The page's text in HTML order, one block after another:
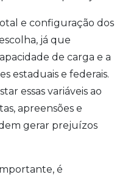
e configuração dos
já que
de carga e a
estaduais e federais.
essas variáveis ao
apreensões e
gerar prejuízos
é